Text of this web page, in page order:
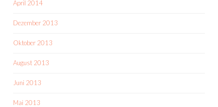
April 2014
Dezember 2013
Oktober 2013
August 2013
Juni 2013
Mai 2013